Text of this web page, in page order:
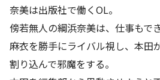
奈美は出版社で働くOL。
傍若無人の綱浜奈美は、仕事もで
麻衣を勝手にライバル視し、本田
割り込んで邪魔をする。